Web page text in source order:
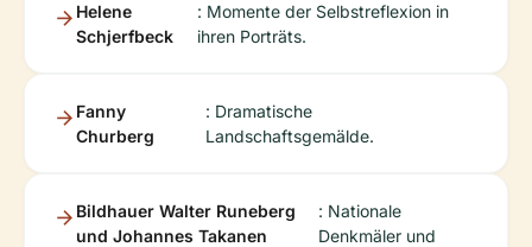
Helene
Schjerfbeck
: Momente der Selbstreflexion in
ihren Porträts.
Fanny
Churberg
: Dramatische
Landschaftsgemälde.
Bildhauer Walter Runeberg
und Johannes Takanen
: Nationale
Denkmäler und